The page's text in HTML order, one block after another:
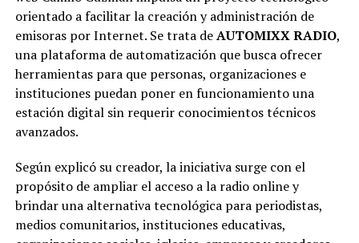
orientado a facilitar la creación y administración de
emisoras por Internet. Se trata deAUTOMIXX RADIO,
una plataforma de automatización que busca ofrecer
herramientas para que personas, organizaciones e
instituciones puedan poner en funcionamiento una
estación digital sin requerir conocimientos técnicos
avanzados.
Según explicó su creador, la iniciativa surge con el
propósito de ampliar el acceso a la radio online y
brindar una alternativa tecnológica para periodistas,
medios comunitarios, instituciones educativas,